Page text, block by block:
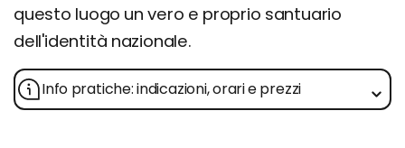
questo luogo un vero e proprio santuario
dell'identità nazionale.
Info pratiche: indicazioni, orari e prezzi